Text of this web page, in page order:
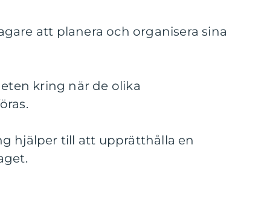
att planera och organisera sina
kring när de olika
hjälper till att upprätthålla en